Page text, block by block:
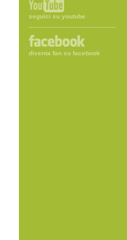
seguici su youtube
diventa fan su facebook